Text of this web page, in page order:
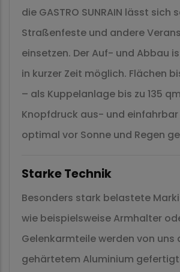
die GASTRO SUNRAIN lässt sich
Straßenfeste und andere
einsetzen. Der Auf- und Abbau
in kurzer Zeit möglich. Flächen
– als Kuppelanlage bis zu 135
Knopfdruck aus- und
optimal vor Sonne und Regen
Starke Technik
Besonders stark belastete
wie beispielsweise Armhalter
Gelenkarmteile werden von uns
gehärtetem Aluminium